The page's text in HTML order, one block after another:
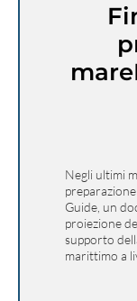
Negli ultimi
Guide, un
proiezione
supporto
marittimo a